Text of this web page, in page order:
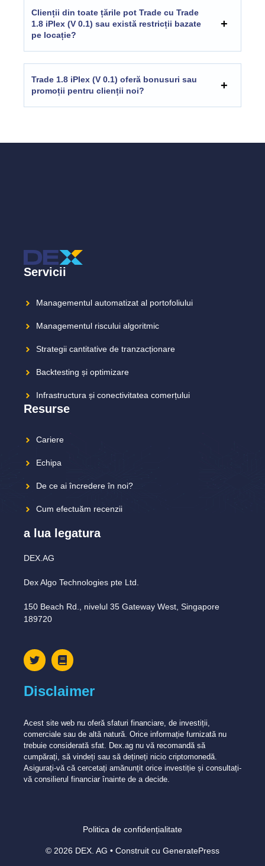
Clienții din toate țările pot Trade cu Trade
1.8 iPlex (V 0.1) sau există restricții bazate
pe locație?
Trade 1.8 iPlex (V 0.1) oferă bonusuri sau
promoții pentru clienții noi?
Servicii
Managementul automatizat al portofoliului
Managementul riscului algoritmic
Strategii cantitative de tranzacționare
Backtesting și optimizare
Infrastructura și conectivitatea comerțului
Resurse
Cariere
Echipa
De ce ai încredere în noi?
Cum efectuăm recenzii
a lua legatura
DEX.AG
Dex Algo Technologies pte Ltd.
150 Beach Rd., nivelul 35 Gateway West, Singapore
189720
Disclaimer
Acest site web nu oferă sfaturi financiare, de investiții,
comerciale sau de altă natură. Orice informație furnizată nu
trebuie considerată sfat. Dex.ag nu vă recomandă să
cumpărați, să vindeți sau să dețineți nicio criptomonedă.
Asigurați-vă că cercetați amănunțit orice investiție și consultați-
vă consilierul financiar înainte de a decide.
Politica de confidențialitate
© 2026 DEX. AG • Construit cu GeneratePress